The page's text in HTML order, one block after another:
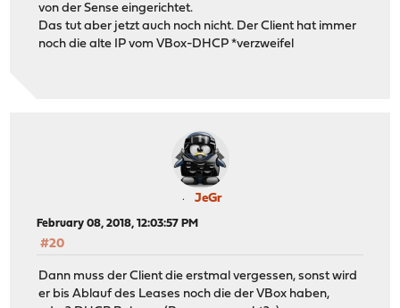
von der Sense eingerichtet.
Das tut aber jetzt auch noch nicht. Der Client hat immer
noch die alte IP vom VBox-DHCP *verzweifel
JeGr
February 08, 2018, 12:03:57 PM
#20
Dann muss der Client die erstmal vergessen, sonst wird
er bis Ablauf des Leases noch die der VBox haben,